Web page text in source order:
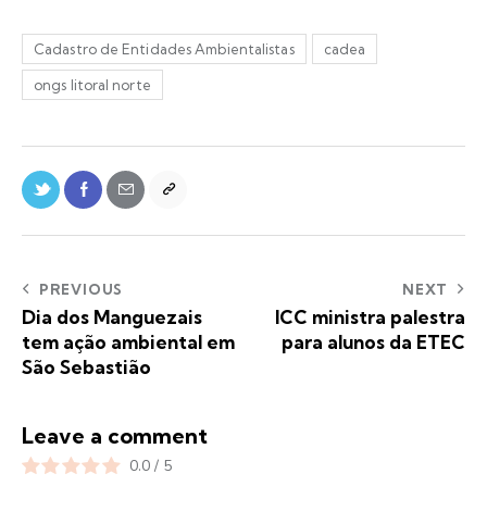
Cadastro de Entidades Ambientalistas cadea
ongs litoral norte
PREVIOUS
Dia dos Manguezais
tem ação ambiental em
São Sebastião
NEXT
ICC ministra palestra
para alunos da ETEC
Leave a comment
0.0 / 5